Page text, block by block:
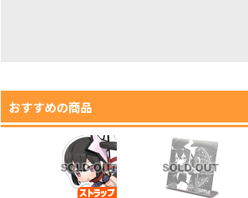
おすすめの商品